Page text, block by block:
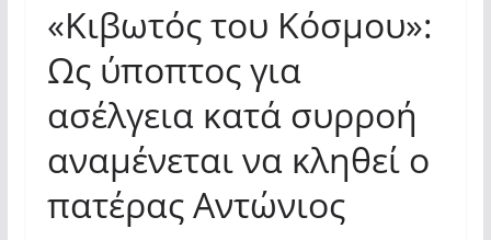
«Κιβωτός του Κόσμου»:
Ως ύποπτος για
ασέλγεια κατά συρροή
αναμένεται να κληθεί ο
πατέρας Αντώνιος